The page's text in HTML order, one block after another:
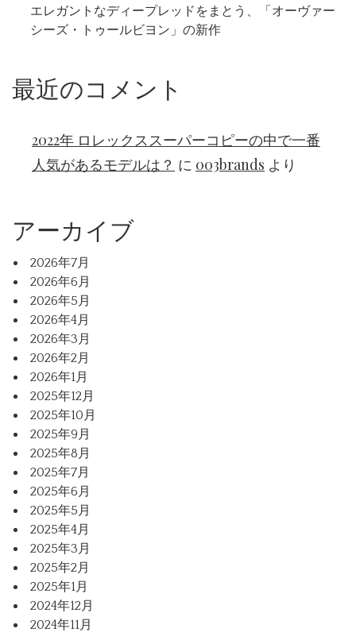
エレガントなディープレッドをまとう、「オーヴァー
シーズ・トゥールビヨン」の新作
最近のコメント
2022年 ロレックススーパーコピーの中で一番
人気があるモデルは？ に 003brands より
アーカイブ
2026年7月
2026年6月
2026年5月
2026年4月
2026年3月
2026年2月
2026年1月
2025年12月
2025年10月
2025年9月
2025年8月
2025年7月
2025年6月
2025年5月
2025年4月
2025年3月
2025年2月
2025年1月
2024年12月
2024年11月